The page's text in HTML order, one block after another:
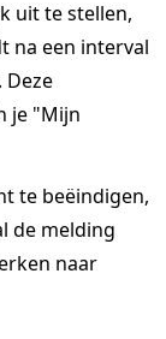
uit te stellen,
na een interval
je "Mijn
te beëindigen,
de melding
naar